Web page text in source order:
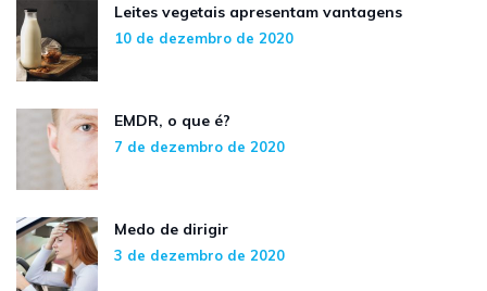
Leites vegetais apresentam vantagens
10 de dezembro de 2020
EMDR, o que é?
7 de dezembro de 2020
Medo de dirigir
3 de dezembro de 2020